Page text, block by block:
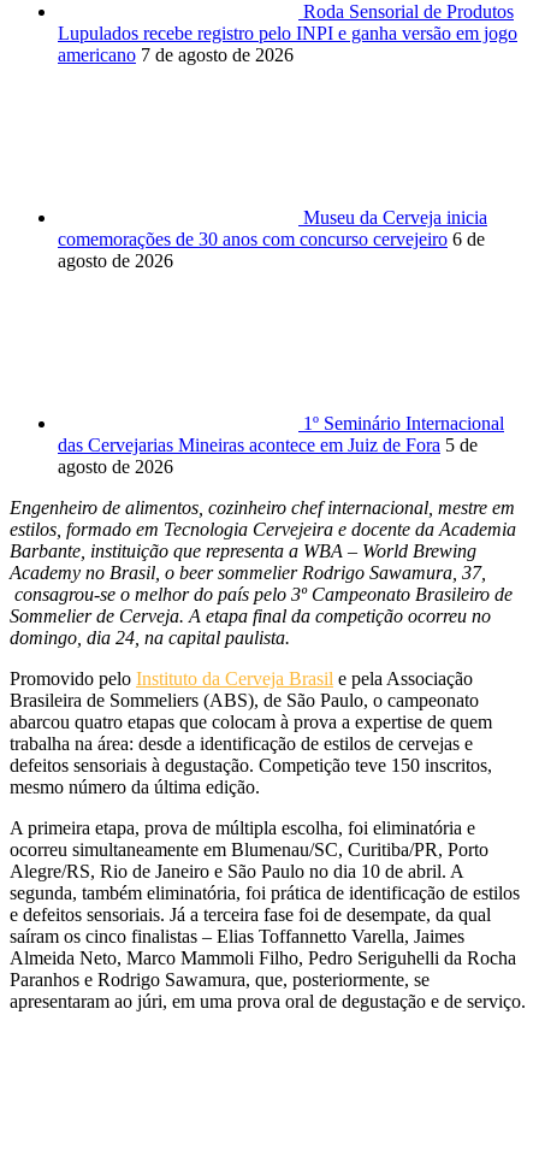
Roda Sensorial de Produtos
Lupulados recebe registro pelo INPI e ganha versão em jogo
americano 7 de agosto de 2026
Museu da Cerveja inicia
comemorações de 30 anos com concurso cervejeiro 6 de
agosto de 2026
1º Seminário Internacional
das Cervejarias Mineiras acontece em Juiz de Fora 5 de
agosto de 2026
Engenheiro de alimentos, cozinheiro chef internacional, mestre em
estilos, formado em Tecnologia Cervejeira e docente da Academia
Barbante, instituição que representa a WBA – World Brewing
Academy no Brasil, o beer sommelier Rodrigo Sawamura, 37,
consagrou-se o melhor do país pelo 3º Campeonato Brasileiro de
Sommelier de Cerveja. A etapa final da competição ocorreu no
domingo, dia 24, na capital paulista.
Promovido pelo Instituto da Cerveja Brasil e pela Associação
Brasileira de Sommeliers (ABS), de São Paulo, o campeonato
abarcou quatro etapas que colocam à prova a expertise de quem
trabalha na área: desde a identificação de estilos de cervejas e
defeitos sensoriais à degustação. Competição teve 150 inscritos,
mesmo número da última edição.
A primeira etapa, prova de múltipla escolha, foi eliminatória e
ocorreu simultaneamente em Blumenau/SC, Curitiba/PR, Porto
Alegre/RS, Rio de Janeiro e São Paulo no dia 10 de abril. A
segunda, também eliminatória, foi prática de identificação de estilos
e defeitos sensoriais. Já a terceira fase foi de desempate, da qual
saíram os cinco finalistas – Elias Toffannetto Varella, Jaimes
Almeida Neto, Marco Mammoli Filho, Pedro Seriguhelli da Rocha
Paranhos e Rodrigo Sawamura, que, posteriormente, se
apresentaram ao júri, em uma prova oral de degustação e de serviço.